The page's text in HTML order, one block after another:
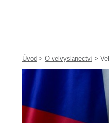
Úvod > O velvyslanectví >